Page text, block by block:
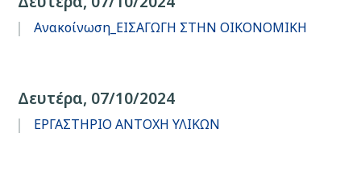
Ανακοίνωση_ΕΙΣΑΓΩΓΗ ΣΤΗΝ ΟΙΚΟΝΟΜΙΚΗ
Δευτέρα, 07/10/2024
ΕΡΓΑΣΤΗΡΙΟ ΑΝΤΟΧΗ ΥΛΙΚΩΝ